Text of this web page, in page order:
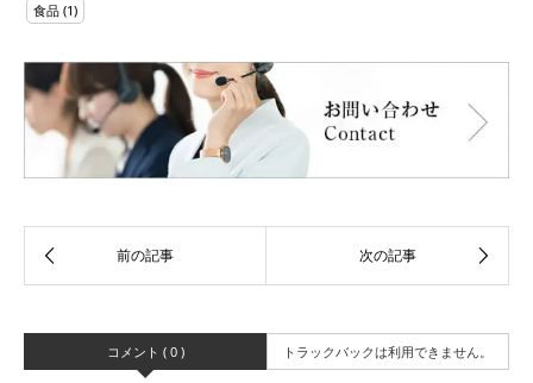
食品 (1)
コメント ( 0 ) トラックバックは利用できません。